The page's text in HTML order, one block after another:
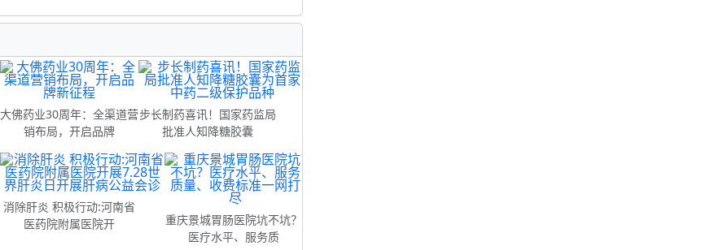
大佛药业30周年：全渠道营
销布局，开启品牌
步长制药喜讯！国家药监局
批准人知降糖胶囊
消除肝炎 积极行动:河南省
医药院附属医院开
重庆景城胃肠医院坑不坑？
医疗水平、服务质